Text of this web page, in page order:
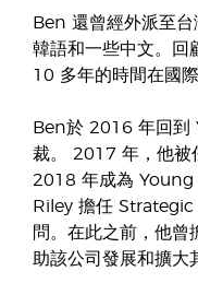
Ben 還曾經外派至
韓語和一些中文。回
10 多年的時間在國際
Ben於 2016 年回到
裁。 2017 年，他被
2018 年成為 Young
Riley 擔任
問。在此之前，他
助該公司發展和擴大